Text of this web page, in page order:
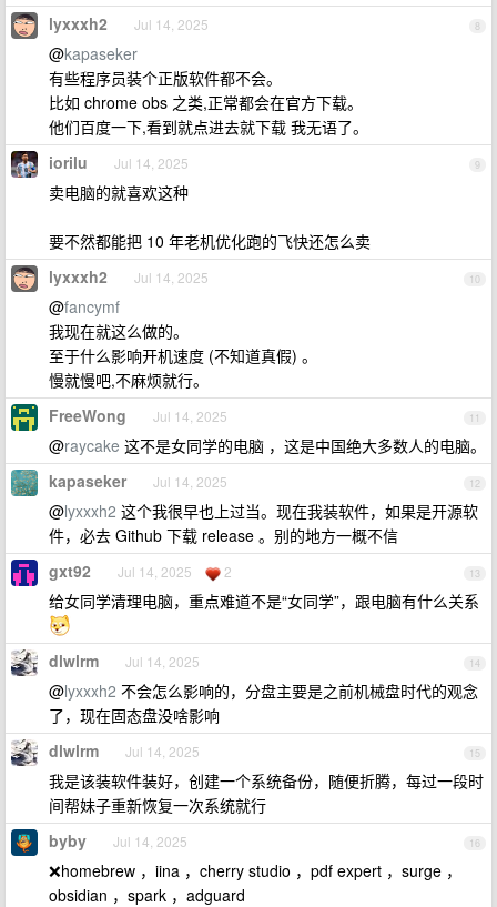
8
lyxxxh2 Jul 14, 2025
@kapaseker
有些程序员装个正版软件都不会。
比如 chrome obs 之类,正常都会在官方下载。
他们百度一下,看到就点进去就下载 我无语了。
9
iorilu Jul 14, 2025
卖电脑的就喜欢这种
要不然都能把 10 年老机优化跑的飞快还怎么卖
10
lyxxxh2 Jul 14, 2025
@fancymf
我现在就这么做的。
至于什么影响开机速度 (不知道真假) 。
慢就慢吧,不麻烦就行。
11
FreeWong Jul 14, 2025
@raycake 这不是女同学的电脑 ，这是中国绝大多数人的电脑。
12
kapaseker Jul 14, 2025
@lyxxxh2 这个我很早也上过当。现在我装软件，如果是开源软
件，必去 Github 下载 release 。别的地方一概不信
13
gxt92 Jul 14, 2025 2
给女同学清理电脑，重点难道不是“女同学”，跟电脑有什么关系
14
dlwlrm Jul 14, 2025
@lyxxxh2 不会怎么影响的，分盘主要是之前机械盘时代的观念
了，现在固态盘没啥影响
15
dlwlrm Jul 14, 2025
我是该装软件装好，创建一个系统备份，随便折腾，每过一段时
间帮妹子重新恢复一次系统就行
16
byby Jul 14, 2025
❌homebrew ，iina ，cherry studio ，pdf expert ，surge ，
obsidian ，spark ，adguard